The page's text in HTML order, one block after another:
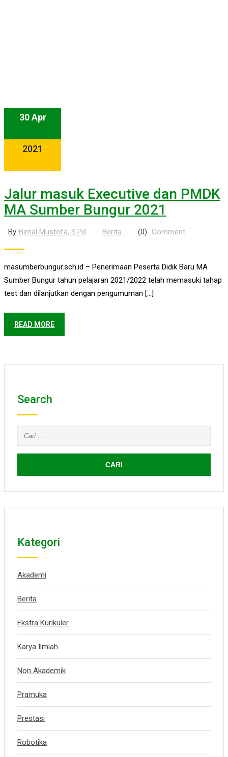
30 Apr
2021
Jalur masuk Executive dan PMDK
MA Sumber Bungur 2021
By Bimal Mustofa, S.Pd Berita (0) Comment
masumberbungur.sch.id – Penerimaan Peserta Didik Baru MA
Sumber Bungur tahun pelajaran 2021/2022 telah memasuki tahap
test dan dilanjutkan dengan pengumuman […]
READ MORE
Search
Cari
untuk:
Kategori
Akademi
Berita
Ekstra Kurikuler
Karya Ilmiah
Non Akademik
Pramuka
Prestasi
Robotika